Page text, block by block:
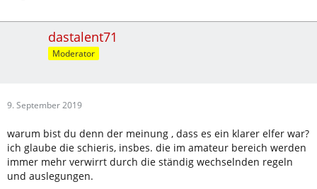
dastalent71
Moderator
9. September 2019
warum bist du denn der meinung , dass es ein klarer elfer war?
ich glaube die schieris, insbes. die im amateur bereich werden
immer mehr verwirrt durch die ständig wechselnden regeln
und auslegungen.